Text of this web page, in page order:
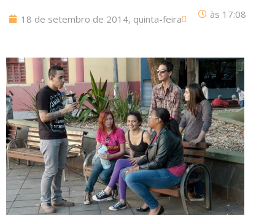
18 de setembro de 2014, quinta-feira às 17:08